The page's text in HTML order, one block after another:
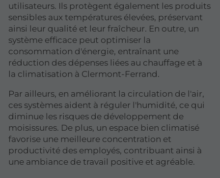
utilisateurs. Ils protègent également les produits
sensibles aux températures élevées, préservant
ainsi leur qualité et leur fraîcheur. En outre, un
système efficace peut optimiser la
consommation d'énergie, entraînant une
réduction des dépenses liées au chauffage et à
la climatisation à Clermont-Ferrand.
Par ailleurs, en améliorant la circulation de l'air,
ces systèmes aident à réguler l'humidité, ce qui
diminue les risques de développement de
moisissures. De plus, un espace bien climatisé
favorise une meilleure concentration et
productivité des employés, contribuant ainsi à
une ambiance de travail positive et agréable.